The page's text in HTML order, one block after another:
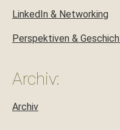
LinkedIn & Networking
Perspektiven &
Archiv:
Archiv